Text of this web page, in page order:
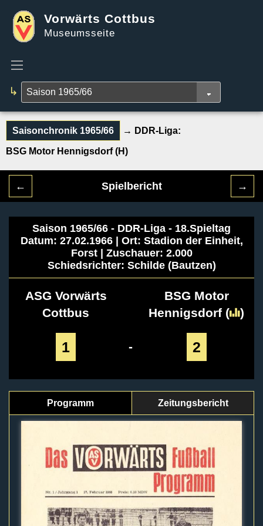
Vorwärts Cottbus
Museumsseite
↳
Saisonchronik 1965/66 → DDR-Liga:
BSG Motor Hennigsdorf (H)
← Spielbericht →
Saison 1965/66 - DDR-Liga - 18.Spieltag
Datum: 27.02.1966 | Ort: Stadion der Einheit,
Forst | Zuschauer: 2.000
Schiedsrichter: Schilde (Bautzen)
ASG Vorwärts
Cottbus
BSG Motor
Hennigsdorf ( )
1 - 2
Programm Zeitungsbericht